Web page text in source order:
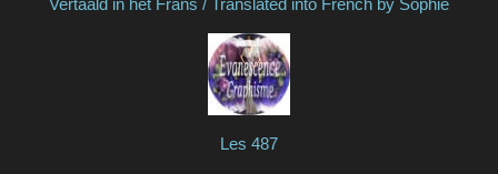
Vertaald in het Frans / Translated into French by Sophie
Les 487